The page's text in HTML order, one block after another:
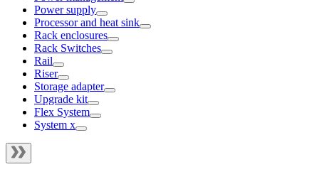
Power supply
Processor and heat sink
Rack enclosures
Rack Switches
Rail
Riser
Storage adapter
Upgrade kit
Flex System
System x